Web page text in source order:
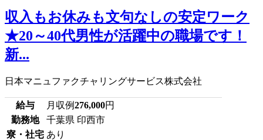
収入もお休みも文句なしの安定ワーク
★20～40代男性が活躍中の職場です！
新...
日本マニュファクチャリングサービス株式会社
給与 月収例276,000円
勤務地
千葉県 印西市
寮・社宅 あり